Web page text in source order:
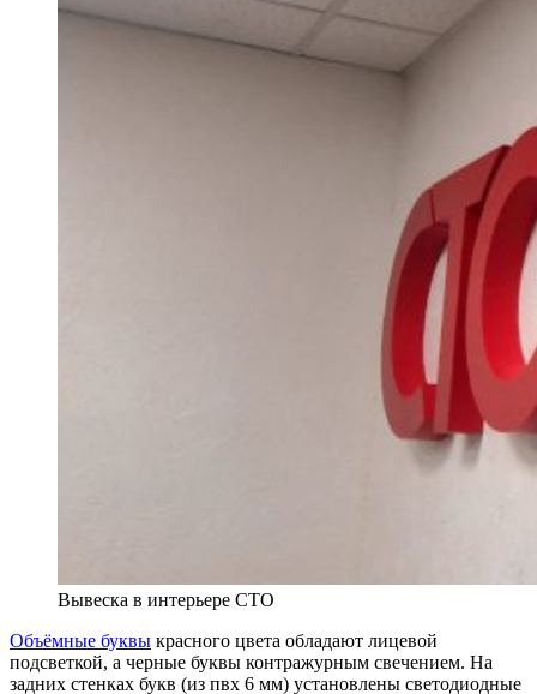
Вывеска в интерьере СТО
Объёмные буквы красного цвета обладают лицевой
подсветкой, а черные буквы контражурным свечением. На
задних стенках букв (из пвх 6 мм) установлены светодиодные